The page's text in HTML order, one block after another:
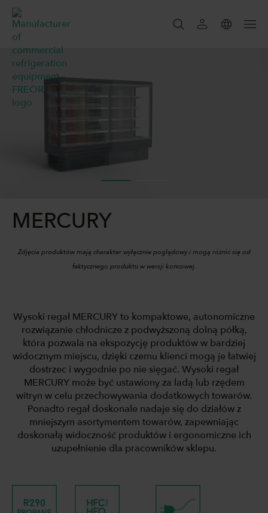
SZUKAJ
MERCURY
Zdjęcia produktów mają charakter wyłącznie poglądowy i mogą różnić się od
faktycznego produktu w wersji końcowej.
Wysoki regał MERCURY to kompaktowe, autonomiczne
rozwiązanie chłodnicze z podwyższoną dolną półką,
która pozwala na ekspozycję produktów w bardziej
widocznym miejscu, dzięki czemu klienci mogą je łatwiej
dostrzec i wygodnie po nie sięgać. Wysoki regał
MERCURY może być ustawiony za ladą lub rzędem
witryn w celu przechowywania dodatkowych towarów.
Ponadto regał doskonale nadaje się do działów z
mniejszym asortymentem towarów, zapewniając
doskonałą widoczność produktów i ergonomiczne ich
uzupełnienie dla pracowników sklepu.